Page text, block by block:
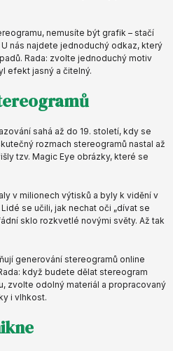
nemusíte být grafik – stačí
nás najdete jednoduchý odkaz, který
Rada: zvolte jednoduchý motiv
efekt jasný a čitelný.
sahá až do 19. století, kdy se
rozmach stereogramů nastal až
tzv. Magic Eye obrázky, které se
v milionech výtisků a byly k vidění v
se učili, jak nechat oči „dívat se
sklo rozkvetlé novými světy. Až tak
generování stereogramů online
když budete dělat stereogram
zvolte odolný materiál a propracovaný
i vlhkost.